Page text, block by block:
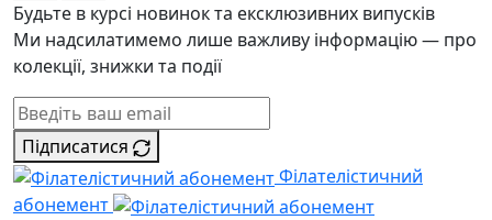
Будьте в курсі новинок та ексклюзивних випусків
Ми надсилатимемо лише важливу інформацію — про
колекції, знижки та події
Підписатися
Філателістичний
абонемент